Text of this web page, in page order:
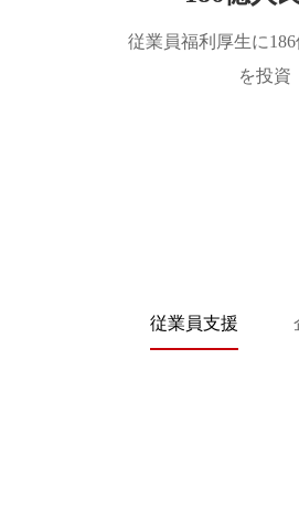
従業員福利厚生に
を投資
従業員支援